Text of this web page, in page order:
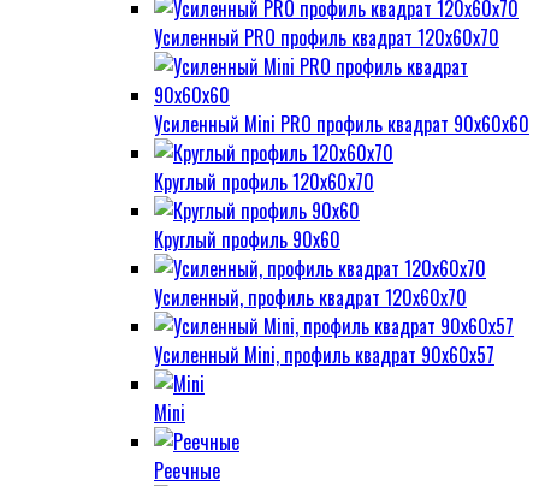
Усиленный PRO профиль квадрат 120х60х70
Усиленный Mini PRO профиль квадрат 90х60х60
Круглый профиль 120х60х70
Круглый профиль 90х60
Усиленный, профиль квадрат 120х60х70
Усиленный Mini, профиль квадрат 90х60х57
Mini
Реечные